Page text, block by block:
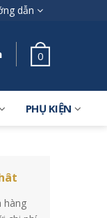
dẫn
0
PHỤ KIỆN
hàng